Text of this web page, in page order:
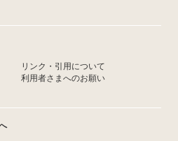
リンク・引用について
利用者さまへのお願い